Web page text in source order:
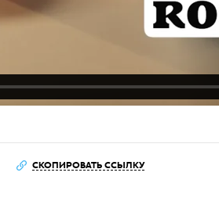
СКОПИРОВАТЬ ССЫЛКУ